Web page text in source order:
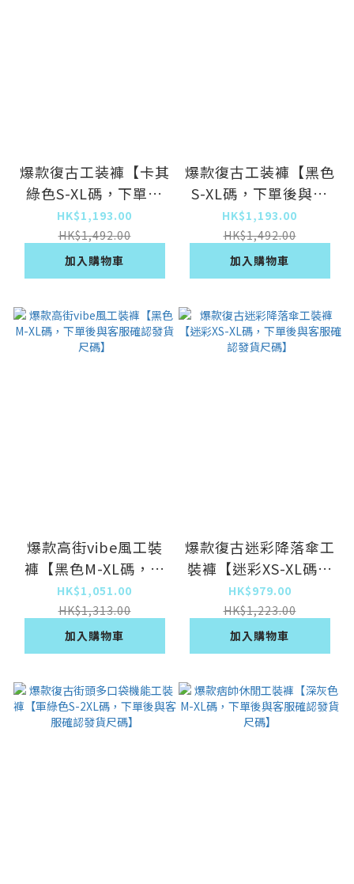
爆款復古工装褲【卡其
綠色S-XL碼，下單後
與客服確認發貨尺碼】
HK$1,193.00
HK$1,492.00
加入購物車
爆款復古工装褲【黑色
S-XL碼，下單後與客
服確認發貨尺碼】
HK$1,193.00
HK$1,492.00
加入購物車
爆款高街vibe風工裝
褲【黑色M-XL碼，下
單後與客服確認發貨尺
碼】
HK$1,051.00
HK$1,313.00
加入購物車
爆款復古迷彩降落傘工
裝褲【迷彩XS-XL碼，
下單後與客服確認發貨
尺碼】
HK$979.00
HK$1,223.00
加入購物車